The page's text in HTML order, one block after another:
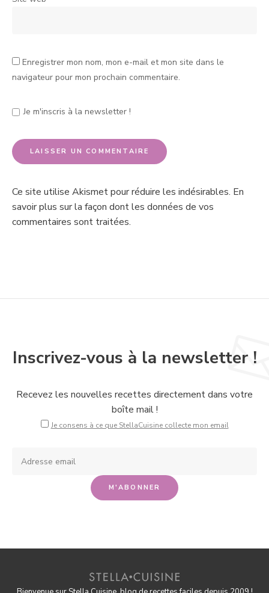
Enregistrer mon nom, mon e-mail et mon site dans le
navigateur pour mon prochain commentaire.
Je m'inscris à la newsletter !
Ce site utilise Akismet pour réduire les indésirables. En
savoir plus sur la façon dont les données de vos
commentaires sont traitées.
Inscrivez-vous à la newsletter !
Recevez les nouvelles recettes directement dans votre
boîte mail !
Je consens à ce que StellaCuisine collecte mon email